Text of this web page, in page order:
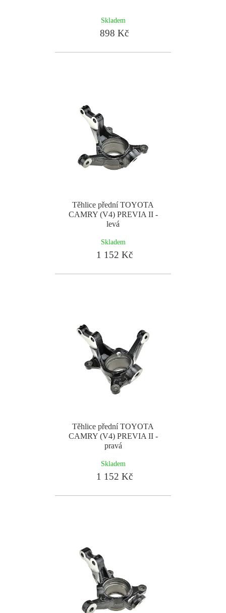
Skladem
898 Kč
Těhlice přední TOYOTA
CAMRY (V4) PREVIA II -
levá
Skladem
1 152 Kč
Těhlice přední TOYOTA
CAMRY (V4) PREVIA II -
pravá
Skladem
1 152 Kč